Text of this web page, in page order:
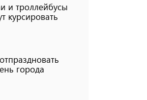
и троллейбусы
курсировать
города